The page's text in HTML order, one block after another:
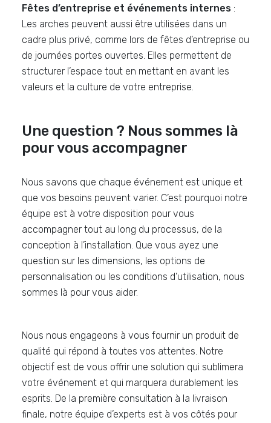
Fêtes d’entreprise et événements internes :
Les arches peuvent aussi être utilisées dans un
cadre plus privé, comme lors de fêtes d’entreprise ou
de journées portes ouvertes. Elles permettent de
structurer l’espace tout en mettant en avant les
valeurs et la culture de votre entreprise.
Une question ? Nous sommes là
pour vous accompagner
Nous savons que chaque événement est unique et
que vos besoins peuvent varier. C’est pourquoi notre
équipe est à votre disposition pour vous
accompagner tout au long du processus, de la
conception à l’installation. Que vous ayez une
question sur les dimensions, les options de
personnalisation ou les conditions d’utilisation, nous
sommes là pour vous aider.
Nous nous engageons à vous fournir un produit de
qualité qui répond à toutes vos attentes. Notre
objectif est de vous offrir une solution qui sublimera
votre événement et qui marquera durablement les
esprits. De la première consultation à la livraison
finale, notre équipe d’experts est à vos côtés pour